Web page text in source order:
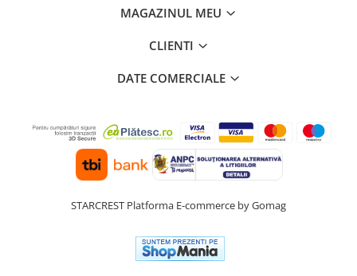
MAGAZINUL MEU
CLIENTI
DATE COMERCIALE
STARCREST Platforma E-commerce by Gomag